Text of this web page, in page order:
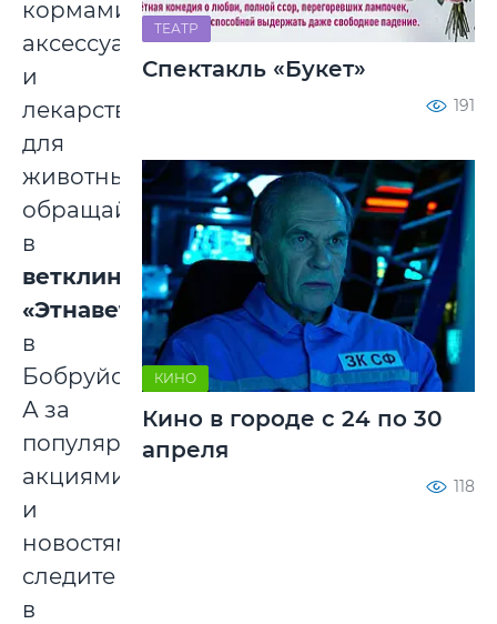
кормами,
аксессуарами
и
лекарствами
для
животных
обращайтесь
в
ветклинику
«Этнавет»
в
Бобруйске.
А за
популярными
акциями
и
новостями
следите
в
ТЕАТР
Спектакль «Букет»
191
КИНО
Кино в городе с 24 по 30
апреля
118